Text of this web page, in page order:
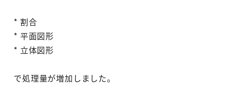
* 割合
* 平面図形
* 立体図形
で処理量が増加しました。